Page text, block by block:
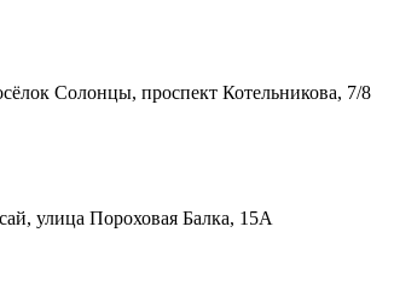
Солонцы, проспект Котельникова, 7/8
улица Пороховая Балка, 15А